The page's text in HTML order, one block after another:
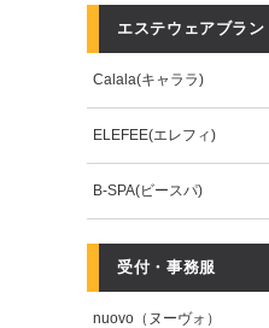
エステウェアブラン
Calala(キャララ)
ELEFEE(エレフィ)
B-SPA(ビースパ)
受付・事務服
nuovo（ヌーヴォ）